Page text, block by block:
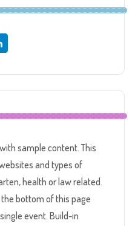
sample content. This
and types of
health or law related.
bottom of this page
event. Build-in